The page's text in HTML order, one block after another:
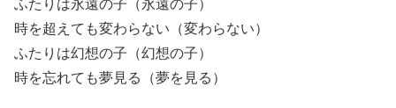
ふたりは永遠の子（永遠の子）
時を超えても変わらない（変わらない）
ふたりは幻想の子（幻想の子）
時を忘れても夢見る（夢を見る）